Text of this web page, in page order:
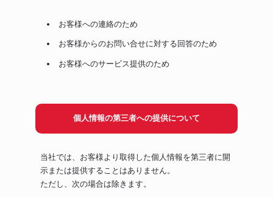
お客様への連絡のため
お客様からのお問い合せに対する回答のため
お客様へのサービス提供のため
個人情報の第三者への提供について
当社では、お客様より取得した個人情報を第三者に開
示または提供することはありません。
ただし、次の場合は除きます。